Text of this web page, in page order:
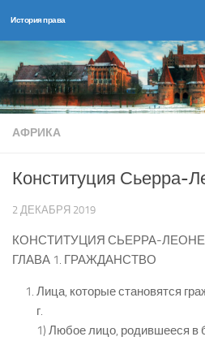
Перейти к содержимому
История права
АФРИКА
Конституция Сьерра-
2 ДЕКАБРЯ 2019
КОНСТИТУЦИЯ СЬЕРРА-ЛЕОНЕ
ГЛАВА 1. ГРАЖДАНСТВО
Лица, которые становятся
г.
1) Любое лицо, родившееся